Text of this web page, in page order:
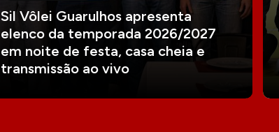
Sil Vôlei Guarulhos apresenta
elenco da temporada 2026/2027
em noite de festa, casa cheia e
transmissão ao vivo